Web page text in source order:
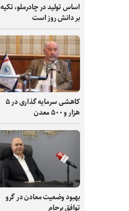
اساس تولید در چادرملو، تکیه
بر دانش‌ روز است
کاهشی سرمایه گذاری در ۵
هزار و ۵۰۰ معدن
بهبود وضعیت معادن در گرو
توافق برجام